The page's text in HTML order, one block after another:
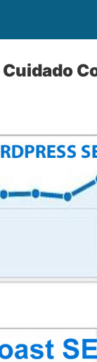
Cuidado